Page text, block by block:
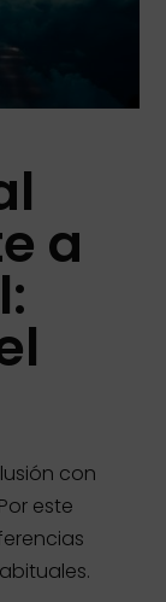
a
:
con
este